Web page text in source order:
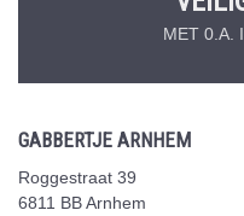
MET 0.A.
GABBERTJE ARNHEM
Roggestraat 39
6811 BB Arnhem